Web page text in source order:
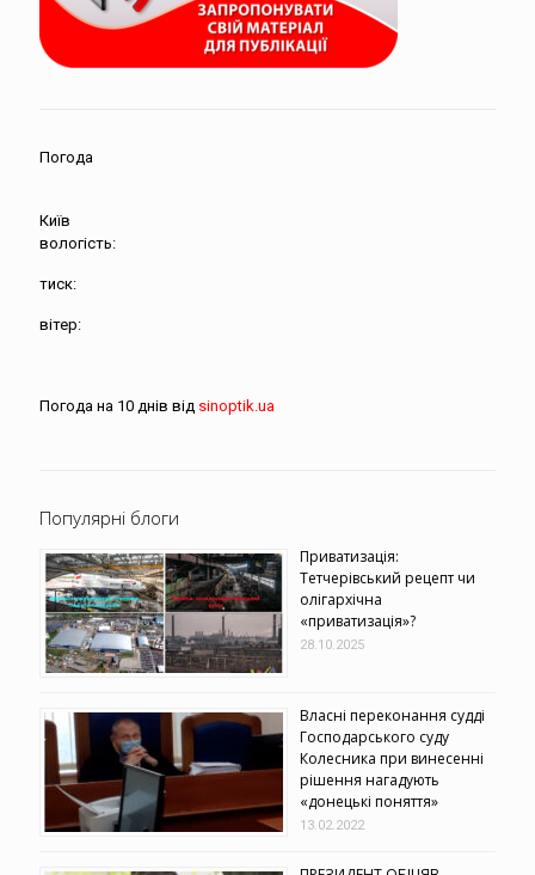
Погода
Київ
вологість:
тиск:
вітер:
Погода на 10 днів від sinoptik.ua
Популярні блоги
Приватизація:
Тетчерівський рецепт чи
олігархічна
«приватизація»?
28.10.2025
Власні переконання судді
Господарського суду
Колесника при винесенні
рішення нагадують
«донецькі поняття»
13.02.2022